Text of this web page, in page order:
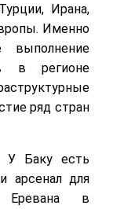
Ирана,
Именно
выполнение
в регионе
ряд стран
У Баку есть
арсенал для
Еревана в